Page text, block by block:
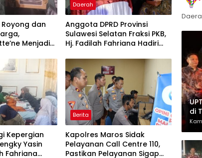
dan
Menjadi
Daerah
Anggota DPRD Provinsi
Sulawesi Selatan Fraksi PKB,
Hj. Fadilah Fahriana Hadiri
Menyalakan Lentera
Pengabdian Melalui Malam
Apresiasi dan Inovasi Award
2026
Kepergian
Yasin
Fahriana
Berita
Kapolres Maros Sidak
Pelayanan Call Centre 110,
Pastikan Pelayanan Sigap
di